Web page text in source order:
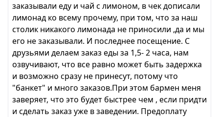
заказывали еду и чай с лимоном, в чек дописали
лимонад ко всему прочему, при том, что за наш
столик никакого лимонада не приносили ,да и мы
его не заказывали. И последнее посещение. С
друзьями делаем заказ еды за 1,5- 2 часа, нам
озвучивают, что все равно может быть задержка
и возможно сразу не принесут, потому что
"банкет" и много заказов.При этом бармен меня
заверяет, что это будет быстрее чем , если придти
и сделать заказ уже в заведении. Предоплату